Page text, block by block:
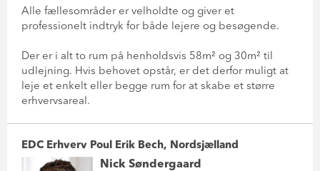
Alle fællesområder er velholdte og giver et
professionelt indtryk for både lejere og besøgende.
Der er i alt to rum på henholdsvis 58m² og 30m² til
udlejning. Hvis behovet opstår, er det derfor muligt at
leje et enkelt eller begge rum for at skabe et større
erhvervsareal.
EDC Erhverv Poul Erik Bech, Nordsjælland
Nick Søndergaard